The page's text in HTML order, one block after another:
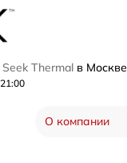
Thermal в Москве
О компании